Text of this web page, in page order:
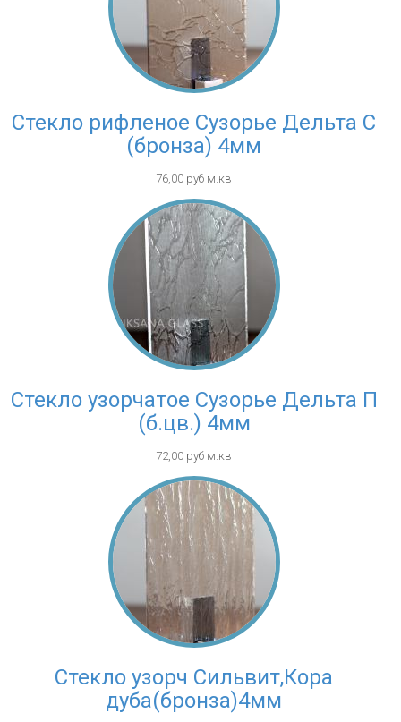
Стекло рифленое Сузорье Дельта С
(бронза) 4мм
76,00 руб м.кв
Стекло узорчатое Сузорье Дельта П
(б.цв.) 4мм
72,00 руб м.кв
Стекло узорч Сильвит,Кора
дуба(бронза)4мм